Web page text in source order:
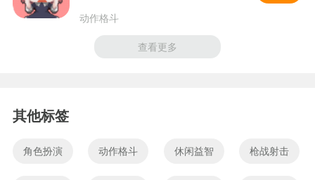
动作格斗
查看更多
其他标签
角色扮演 动作格斗 休闲益智 枪战射击